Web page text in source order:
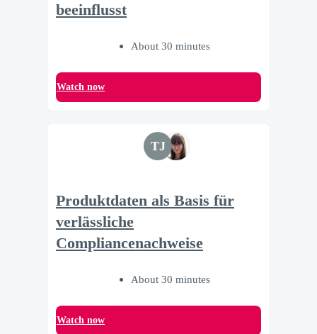
beeinflusst
About 30 minutes
Watch now
TJ
Produktdaten als Basis für
verlässliche
Compliancenachweise
About 30 minutes
Watch now